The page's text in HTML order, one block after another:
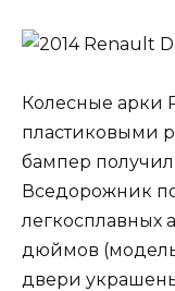
Колесные арки
пластиковыми
бампер
Вседорожник
легкосплавных
дюймов
двери